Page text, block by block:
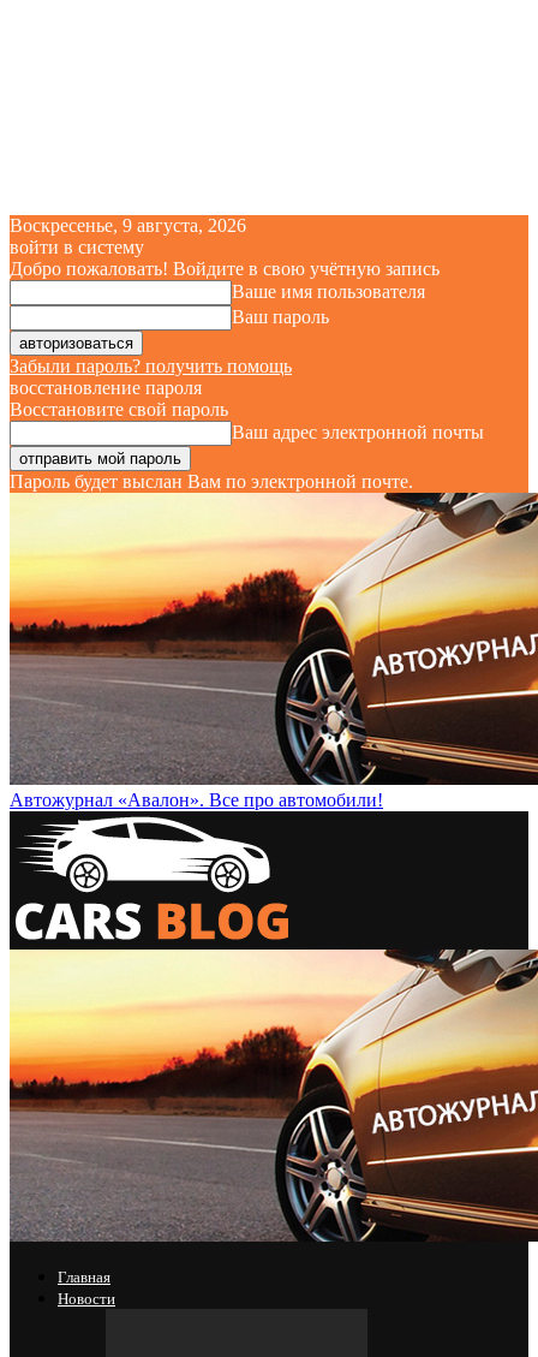
Воскресенье, 9 августа, 2026
войти в систему
Добро пожаловать! Войдите в свою учётную запись
Ваше имя пользователя
Ваш пароль
Забыли пароль? получить помощь
восстановление пароля
Восстановите свой пароль
Ваш адрес электронной почты
Пароль будет выслан Вам по электронной почте.
Автожурнал «Авалон». Все про автомобили!
Главная
Новости